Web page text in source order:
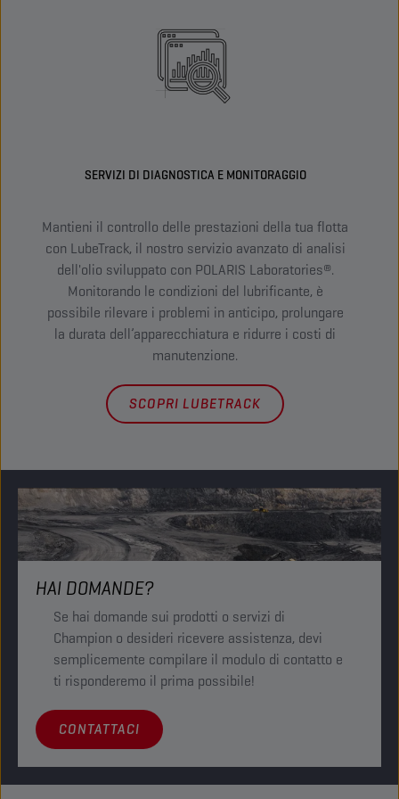
SERVIZI DI DIAGNOSTICA E MONITORAGGIO
Mantieni il controllo delle prestazioni della tua flotta
con LubeTrack, il nostro servizio avanzato di analisi
dell'olio sviluppato con POLARIS Laboratories®.
Monitorando le condizioni del lubrificante, è
possibile rilevare i problemi in anticipo, prolungare
la durata dell’apparecchiatura e ridurre i costi di
manutenzione.
SCOPRI LUBETRACK
HAI DOMANDE?
Se hai domande sui prodotti o servizi di
Champion o desideri ricevere assistenza, devi
semplicemente compilare il modulo di contatto e
ti risponderemo il prima possibile!
CONTATTACI